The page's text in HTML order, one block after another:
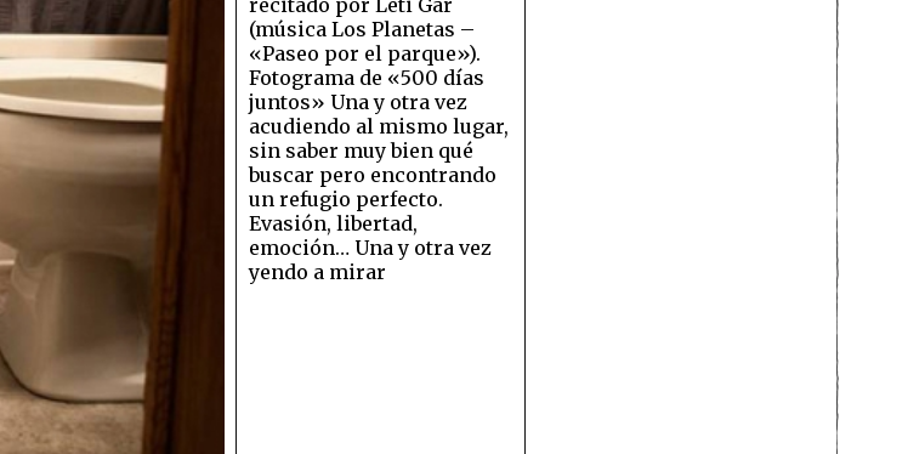
(música Los Planetas –
«Paseo por el parque»).
Fotograma de «500 días
juntos» Una y otra vez
acudiendo al mismo lugar,
sin saber muy bien qué
buscar pero encontrando
un refugio perfecto.
Evasión, libertad,
emoción… Una y otra vez
yendo a mirar